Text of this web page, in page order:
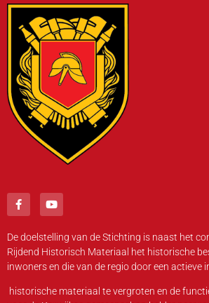
De doelstelling van de Stichting is naast het
Rijdend Historisch Materiaal het historische
inwoners en die van de regio door een actieve
historische materiaal te vergroten en de